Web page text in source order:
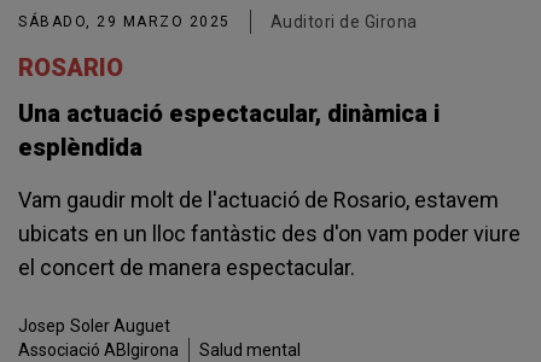
SÁBADO, 29 MARZO 2025 Auditori de Girona
ROSARIO
Una actuació espectacular, dinàmica i
esplèndida
Vam gaudir molt de l'actuació de Rosario, estavem
ubicats en un lloc fantàstic des d'on vam poder viure
el concert de manera espectacular.
Josep Soler Auguet
Associació ABIgirona
Salud mental